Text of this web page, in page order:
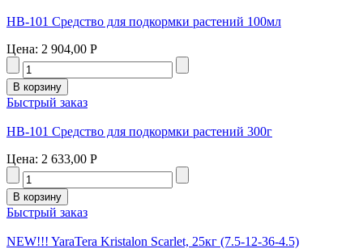
HB-101 Средство для подкормки растений 100мл
Цена: 2 904,00 Р
Быстрый заказ
HB-101 Средство для подкормки растений 300г
Цена: 2 633,00 Р
Быстрый заказ
NEW!!! YaraTera Kristalon Scarlet, 25кг (7.5-12-36-4.5)